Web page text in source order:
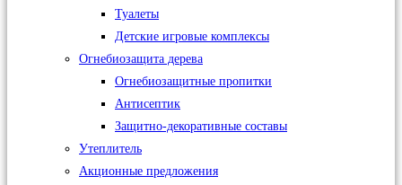
Туалеты
Детские игровые комплексы
Огнебиозащита дерева
Огнебиозащитные пропитки
Антисептик
Защитно-декоративные составы
Утеплитель
Акционные предложения